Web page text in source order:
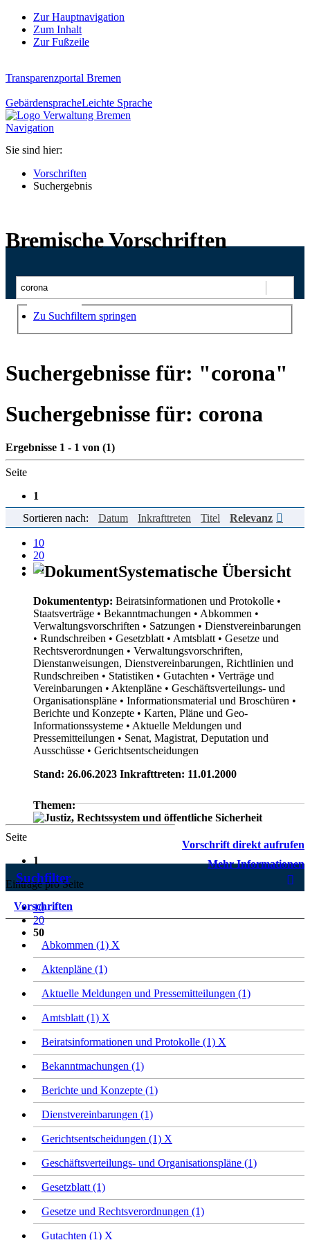
Zur Hauptnavigation
Zum Inhalt
Zur Fußzeile
Transparenzportal Bremen
GebärdenspracheLeichte Sprache
Navigation
Sie sind hier:
Vorschriften
Suchergebnis
Bremische Vorschriften
Suchen
Zu Suchfiltern springen
Suchergebnisse für: "corona"
Suchergebnisse für: corona
Ergebnisse 1 - 1 von (1)
Seite
1
Einträge pro Seite
10
20
50
Sortieren nach: Datum Inkrafttreten Titel Relevanz
Systematische Übersicht
Dokumententyp: Beiratsinformationen und Protokolle •
Staatsverträge • Bekanntmachungen • Abkommen •
Verwaltungsvorschriften • Satzungen • Dienstvereinbarungen
• Rundschreiben • Gesetzblatt • Amtsblatt • Gesetze und
Rechtsverordnungen • Verwaltungsvorschriften,
Dienstanweisungen, Dienstvereinbarungen, Richtlinien und
Rundschreiben • Statistiken • Gutachten • Verträge und
Vereinbarungen • Aktenpläne • Geschäftsverteilungs- und
Organisationspläne • Informationsmaterial und Broschüren •
Berichte und Konzepte • Karten, Pläne und Geo-
Informationssysteme • Aktuelle Meldungen und
Pressemitteilungen • Senat, Magistrat, Deputation und
Ausschüsse • Gerichtsentscheidungen
Stand: 26.06.2023 Inkrafttreten: 11.01.2000
Themen:
Vorschrift direkt aufrufen
Mehr Informationen
Seite
1
Einträge pro Seite
10
20
50
Suchfilter
Vorschriften
Abkommen (1) X
Aktenpläne (1)
Aktuelle Meldungen und Pressemitteilungen (1)
Amtsblatt (1) X
Beiratsinformationen und Protokolle (1) X
Bekanntmachungen (1)
Berichte und Konzepte (1)
Dienstvereinbarungen (1)
Gerichtsentscheidungen (1) X
Geschäftsverteilungs- und Organisationspläne (1)
Gesetzblatt (1)
Gesetze und Rechtsverordnungen (1)
Gutachten (1) X